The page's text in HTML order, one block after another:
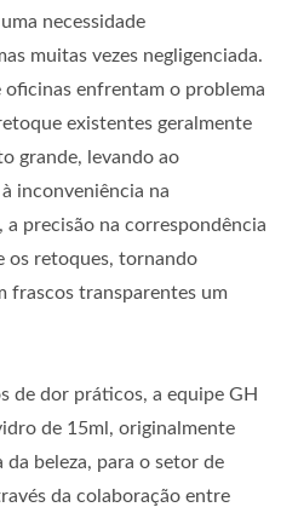
necessidade
muitas vezes negligenciada.
enfrentam o problema
existentes geralmente
grande, levando ao
inconveniência na
precisão na correspondência
os retoques, tornando
frascos transparentes um
de dor práticos, a equipe GH
de 15ml, originalmente
beleza, para o setor de
da colaboração entre